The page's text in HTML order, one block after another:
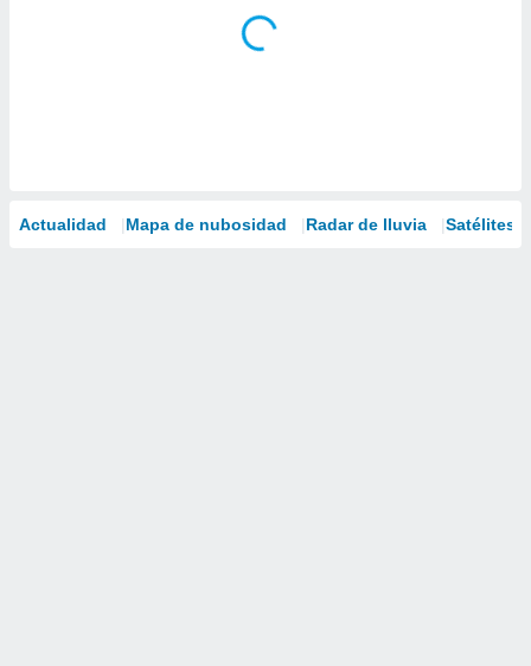
Actualidad Mapa de nubosidad Radar de lluvia Satélites